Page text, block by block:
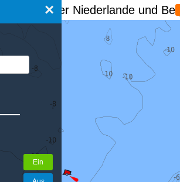
×der Niederlande und